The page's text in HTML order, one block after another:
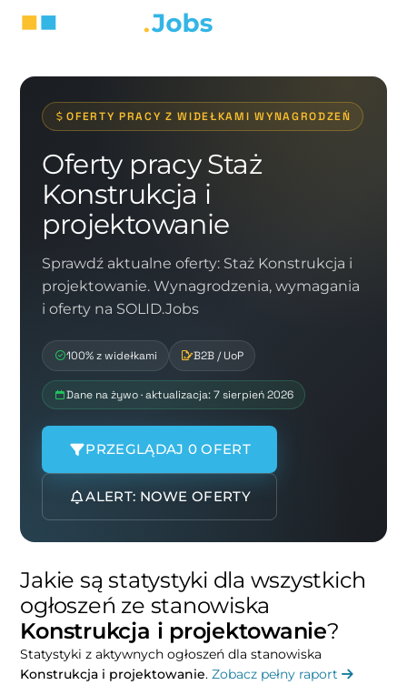
OFERTY PRACY Z WIDEŁKAMI WYNAGRODZEŃ
Oferty pracy Staż
Konstrukcja i
projektowanie
Sprawdź aktualne oferty: Staż Konstrukcja i
projektowanie. Wynagrodzenia, wymagania
i oferty na SOLID.Jobs
100% z widełkami B2B / UoP
Dane na żywo · aktualizacja: 7 sierpień 2026
PRZEGLĄDAJ 0 OFERT
ALERT: NOWE OFERTY
Jakie są statystyki dla wszystkich
ogłoszeń ze stanowiska
Konstrukcja i projektowanie?
Statystyki z aktywnych ogłoszeń dla stanowiska
Konstrukcja i projektowanie.Zobacz pełny raport